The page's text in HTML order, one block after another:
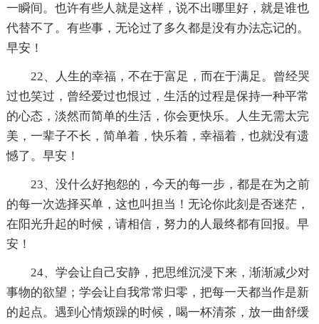
一瞬间。也许有些人就是这样，说不出哪里好，就是谁也
代替不了。有些事，无论过了多久都是没有办法忘记的。
早安！
22、人生的幸福，不在于富足，而在于满足。曾经哭
过也笑过，曾经爱过也恨过，生活的过程是保持一种平常
的心态，淡然而简单的生活，你会更快乐。人生无需太完
美，一辈子不长，简单着，快乐着，幸福着，也就没有遗
憾了。早安！
23、没什么好抱怨的，今天的每一步，都是在为之前
的每一次选择买单，这也叫担当！无论你此刻是否迷茫，
在阳光升起的时候，请相信，努力的人最终都有回报。早
安！
24、学会让自己安静，把思维沉浸下来，渐渐减少对
事物的欲望；学会让自我常常归零，把每一天都当作是新
的起点。遇到心情烦躁的时候，喝一杯清茶，放一曲舒缓